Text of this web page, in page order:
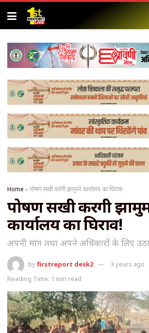
Home »पोषण सखी करेंगी झामुमो कार्यालय का घिराव!
पोषण सखी करेंगी
कार्यालय का घिराव!
अपनी मांग तथा अपने अधिकारों के लिए
byfirstreport desk2
3 years ago
Reading Time: 1 min read